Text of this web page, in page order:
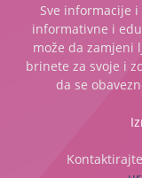
Sve informacije
informativne i
može da zamjeni
brinete za svoje i
da se